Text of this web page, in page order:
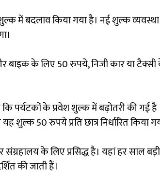
में बदलाव किया गया है। नई शुल्क
बाइक के लिए 50 रुपये, निजी कार या
पर्यटकों के प्रवेश शुल्क में बढ़ोतरी की गई
50 रुपये प्रति छात्र निर्धारित किया
के लिए प्रसिद्ध है। यहां हर साल
की जाती हैं।